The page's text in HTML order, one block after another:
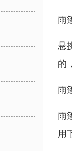
雨
悬
的
雨
雨
用